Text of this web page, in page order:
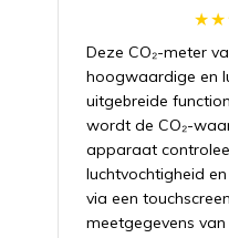
Deze CO₂-meter
hoogwaardige en
uitgebreide
wordt de CO₂-
apparaat
luchtvochtigheid
via een
meetgegevens